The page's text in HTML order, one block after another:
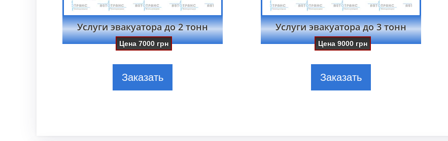
Услуги эвакуатора до 2 тонн
Цена7000 грн
Заказать
Услуги эвакуатора до 3 тонн
Цена 9000грн
Заказать